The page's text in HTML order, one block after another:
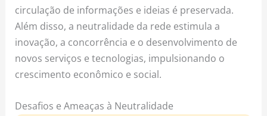
circulação de informações e ideias é preservada.
Além disso, a neutralidade da rede estimula a
inovação, a concorrência e o desenvolvimento de
novos serviços e tecnologias, impulsionando o
crescimento econômico e social.
Desafios e Ameaças à Neutralidade